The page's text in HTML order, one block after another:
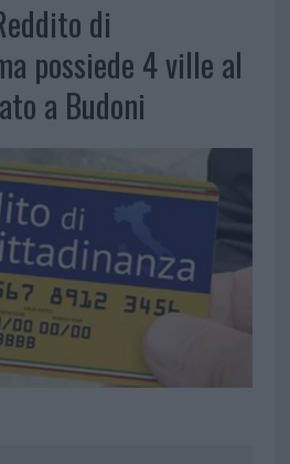
di
possiede 4 ville al
a Budoni